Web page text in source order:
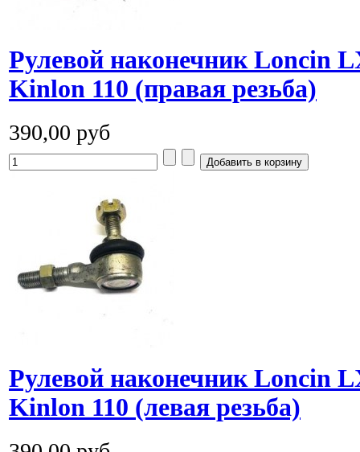
Рулевой наконечник Loncin
Kinlon 110 (правая резьба)
390,00 руб
Рулевой наконечник Loncin
Kinlon 110 (левая резьба)